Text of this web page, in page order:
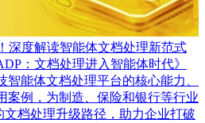
深度解读智能体文档处理新范式
：文档处理进入智能体时代》
能体文档处理平台的核心能力、
案例，为制造、保险和银行等行业
文档处理升级路径，助力企业打破